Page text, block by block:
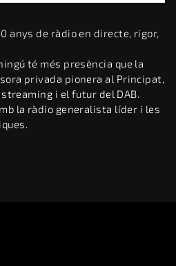
anys de ràdio en directe, rigor,
té més presència que la
privada pionera al Principat,
i el futur del DAB.
la ràdio generalista líder i les